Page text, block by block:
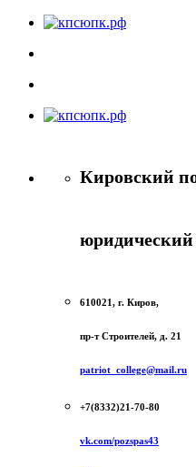
Кировский
610021, г. Киров,
пр-т Строителей, д. 21
patriot_college@mail.ru
+7(8332)21-70-80
vk.com/pozspas43